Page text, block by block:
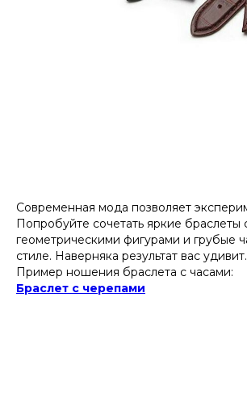
Современная мода позволяет
Попробуйте сочетать яркие браслеты
геометрическими фигурами и грубые
стиле. Наверняка результат вас удивит.
Пример ношения браслета с часами:
Браслет с черепами